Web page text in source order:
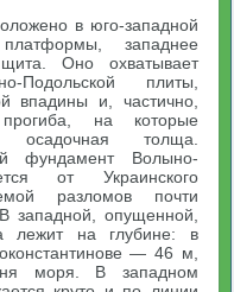
в юго-западной
платформы, западнее
щита. Оно охватывает
Подольской плиты,
впадины и, частично,
прогиба, на которые
осадочная толща.
фундамент Волыно-
от Украинского
разломов почти
западной, опущенной,
лежит на глубине: в
— 46 м,
моря. В западном